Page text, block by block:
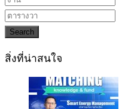
Search
สิ่งที่น่าสนใจ